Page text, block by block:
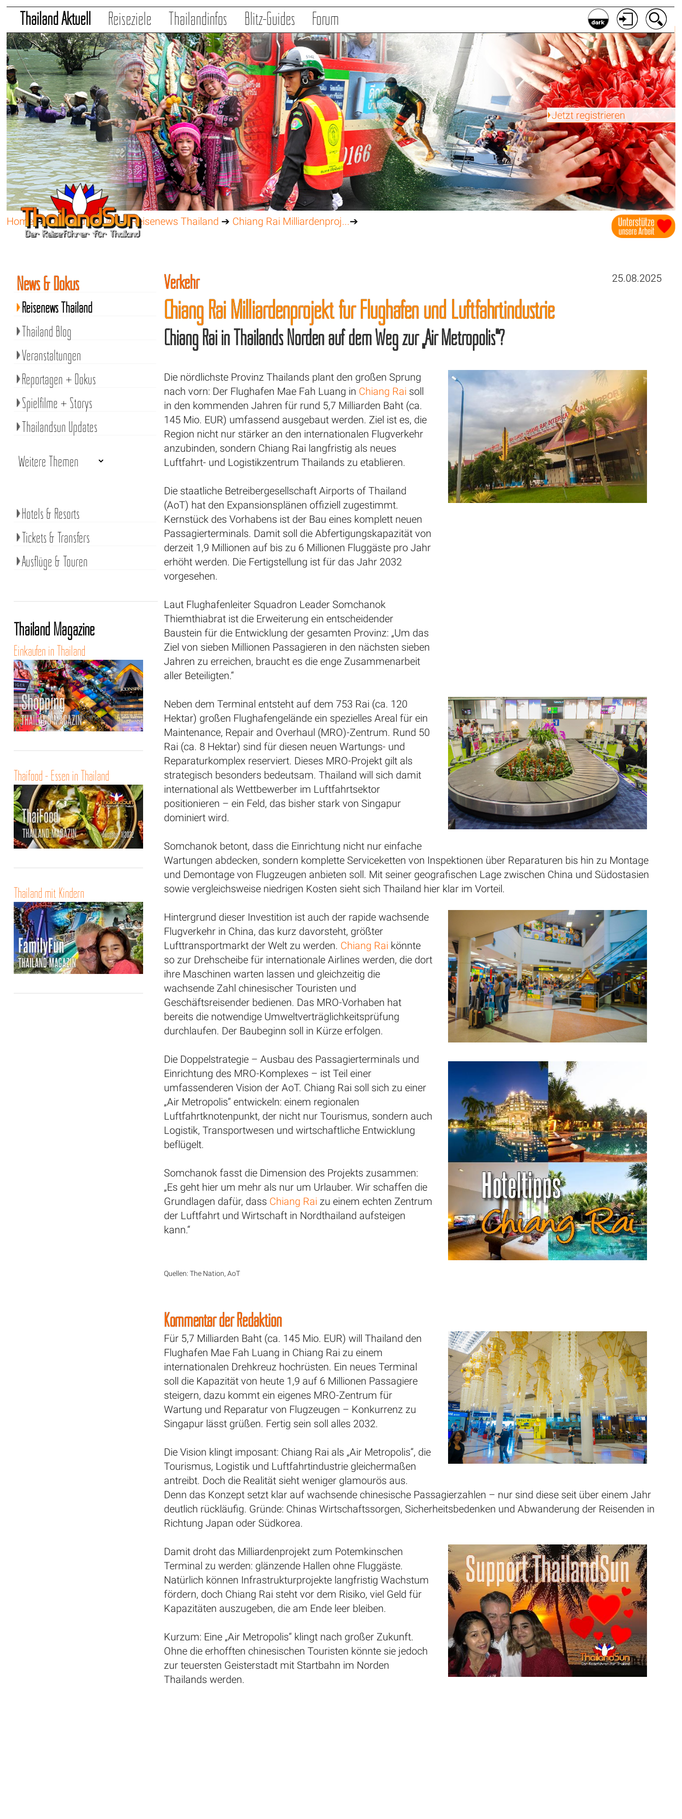
Thailand Aktuell Reiseziele Thailandinfos Blitz-Guides Forum
Jetzt registrieren
Home➔Thailand Aktuell➔Reisenews Thailand ➔ Chiang Rai Milliardenproj...➔
25.08.2025
Verkehr
Chiang Rai Milliardenprojekt für Flughafen und Luftfahrtindustrie
Chiang Rai in Thailands Norden auf dem Weg zur „Air Metropolis“?
Die nördlichste Provinz Thailands plant den großen Sprung
nach vorn: Der Flughafen Mae Fah Luang in Chiang Rai soll
in den kommenden Jahren für rund 5,7 Milliarden Baht (ca.
145 Mio. EUR) umfassend ausgebaut werden. Ziel ist es, die
Region nicht nur stärker an den internationalen Flugverkehr
anzubinden, sondern Chiang Rai langfristig als neues
Luftfahrt- und Logistikzentrum Thailands zu etablieren.
Die staatliche Betreibergesellschaft Airports of Thailand
(AoT) hat den Expansionsplänen offiziell zugestimmt.
Kernstück des Vorhabens ist der Bau eines komplett neuen
Passagierterminals. Damit soll die Abfertigungskapazität von
derzeit 1,9 Millionen auf bis zu 6 Millionen Fluggäste pro Jahr
erhöht werden. Die Fertigstellung ist für das Jahr 2032
vorgesehen.
Laut Flughafenleiter Squadron Leader Somchanok
Thiemthiabrat ist die Erweiterung ein entscheidender
Baustein für die Entwicklung der gesamten Provinz: „Um das
Ziel von sieben Millionen Passagieren in den nächsten sieben
Jahren zu erreichen, braucht es die enge Zusammenarbeit
aller Beteiligten.“
Neben dem Terminal entsteht auf dem 753 Rai (ca. 120
Hektar) großen Flughafengelände ein spezielles Areal für ein
Maintenance, Repair and Overhaul (MRO)-Zentrum. Rund 50
Rai (ca. 8 Hektar) sind für diesen neuen Wartungs- und
Reparaturkomplex reserviert. Dieses MRO-Projekt gilt als
strategisch besonders bedeutsam. Thailand will sich damit
international als Wettbewerber im Luftfahrtsektor
positionieren – ein Feld, das bisher stark von Singapur
dominiert wird.
Somchanok betont, dass die Einrichtung nicht nur einfache
Wartungen abdecken, sondern komplette Serviceketten von Inspektionen über Reparaturen bis hin zu Montage
und Demontage von Flugzeugen anbieten soll. Mit seiner geografischen Lage zwischen China und Südostasien
sowie vergleichsweise niedrigen Kosten sieht sich Thailand hier klar im Vorteil.
Hintergrund dieser Investition ist auch der rapide wachsende
Flugverkehr in China, das kurz davorsteht, größter
Lufttransportmarkt der Welt zu werden. Chiang Rai könnte
so zur Drehscheibe für internationale Airlines werden, die dort
ihre Maschinen warten lassen und gleichzeitig die
wachsende Zahl chinesischer Touristen und
Geschäftsreisender bedienen. Das MRO-Vorhaben hat
bereits die notwendige Umweltverträglichkeitsprüfung
durchlaufen. Der Baubeginn soll in Kürze erfolgen.
Die Doppelstrategie – Ausbau des Passagierterminals und
Einrichtung des MRO-Komplexes – ist Teil einer
umfassenderen Vision der AoT. Chiang Rai soll sich zu einer
„Air Metropolis“ entwickeln: einem regionalen
Luftfahrtknotenpunkt, der nicht nur Tourismus, sondern auch
Logistik, Transportwesen und wirtschaftliche Entwicklung
beflügelt.
Somchanok fasst die Dimension des Projekts zusammen:
„Es geht hier um mehr als nur um Urlauber. Wir schaffen die
Grundlagen dafür, dass Chiang Rai zu einem echten Zentrum
der Luftfahrt und Wirtschaft in Nordthailand aufsteigen
kann.“
Quellen: The Nation, AoT
Kommentar der Redaktion
Für 5,7 Milliarden Baht (ca. 145 Mio. EUR) will Thailand den
Flughafen Mae Fah Luang in Chiang Rai zu einem
internationalen Drehkreuz hochrüsten. Ein neues Terminal
soll die Kapazität von heute 1,9 auf 6 Millionen Passagiere
steigern, dazu kommt ein eigenes MRO-Zentrum für
Wartung und Reparatur von Flugzeugen – Konkurrenz zu
Singapur lässt grüßen. Fertig sein soll alles 2032.
Die Vision klingt imposant: Chiang Rai als „Air Metropolis“, die
Tourismus, Logistik und Luftfahrtindustrie gleichermaßen
antreibt. Doch die Realität sieht weniger glamourös aus.
Denn das Konzept setzt klar auf wachsende chinesische Passagierzahlen – nur sind diese seit über einem Jahr
deutlich rückläufig. Gründe: Chinas Wirtschaftssorgen, Sicherheitsbedenken und Abwanderung der Reisenden in
Richtung Japan oder Südkorea.
Damit droht das Milliardenprojekt zum Potemkinschen
Terminal zu werden: glänzende Hallen ohne Fluggäste.
Natürlich können Infrastrukturprojekte langfristig Wachstum
fördern, doch Chiang Rai steht vor dem Risiko, viel Geld für
Kapazitäten auszugeben, die am Ende leer bleiben.
Kurzum: Eine „Air Metropolis“ klingt nach großer Zukunft.
Ohne die erhofften chinesischen Touristen könnte sie jedoch
zur teuersten Geisterstadt mit Startbahn im Norden
Thailands werden.
News & Dokus
Reisenews Thailand
Thailand Blog
Veranstaltungen
Reportagen + Dokus
Spielfilme + Storys
Thailandsun Updates
Hotels & Resorts
Tickets & Transfers
Ausflüge & Touren
Thailand Magazine
Einkaufen in Thailand
Thaifood - Essen in Thailand
Thailand mit Kindern